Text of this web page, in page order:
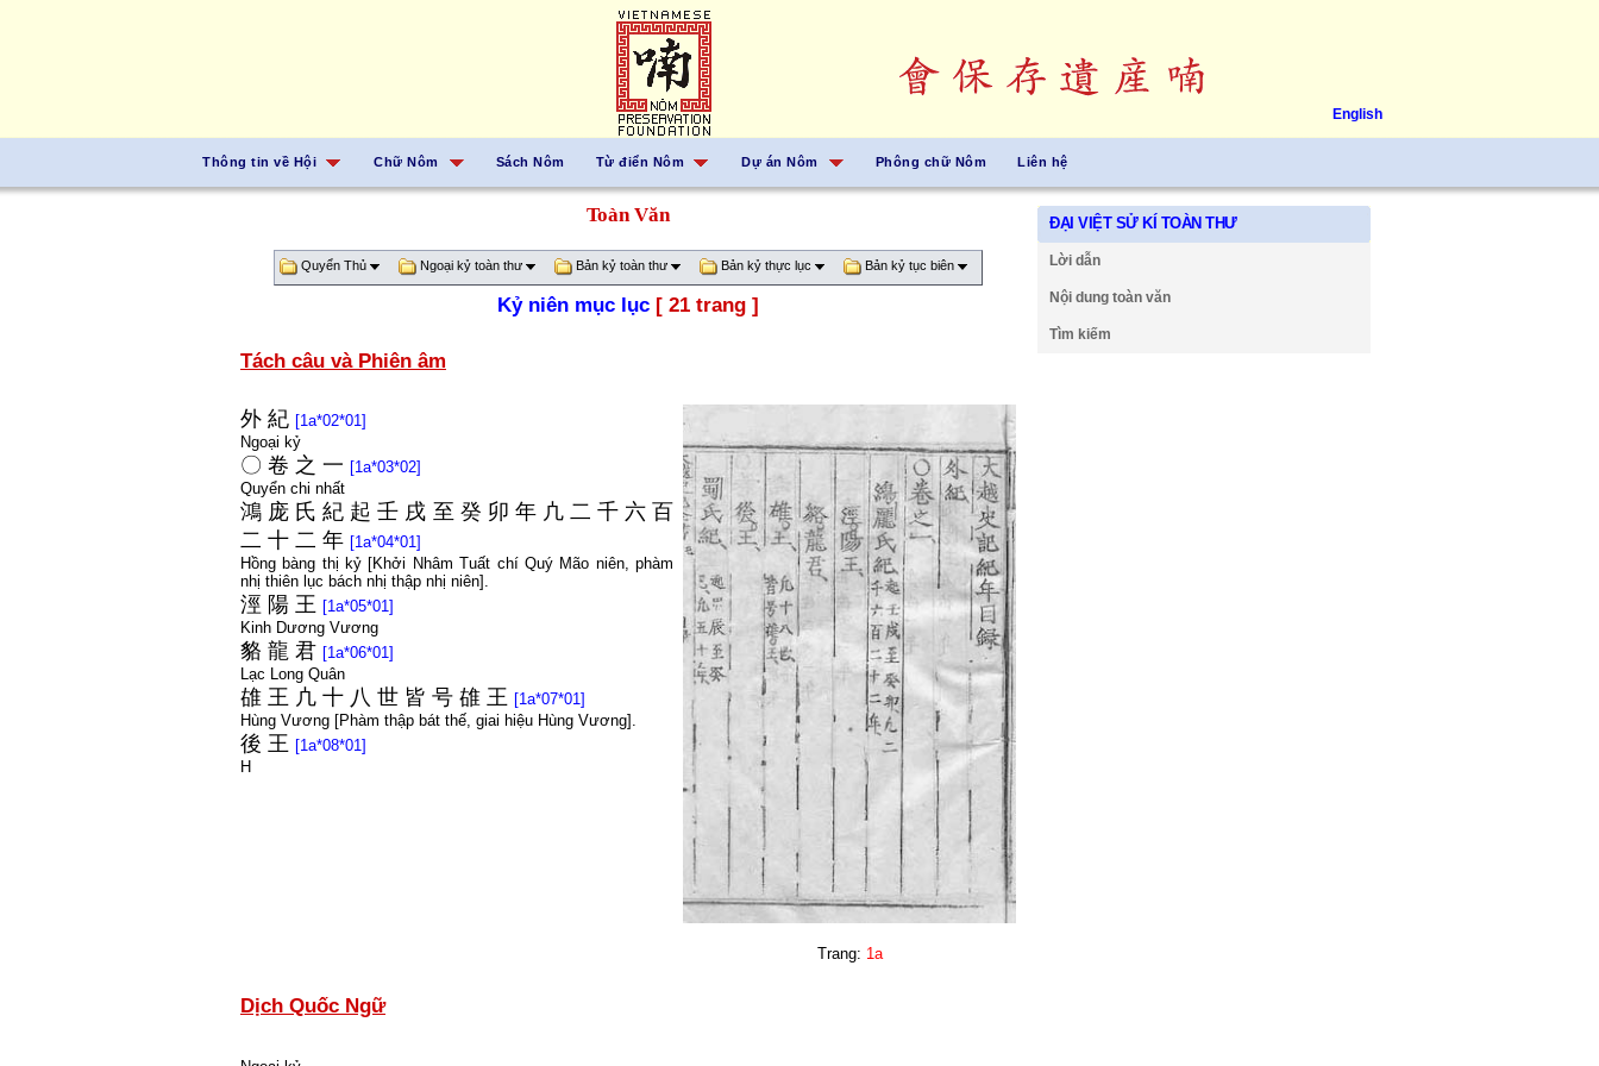
English
Thông tin về Hội Chữ Nôm Sách Nôm Từ điển Nôm Dự án Nôm Phông chữ Nôm Liên hệ
Toàn Văn
Quyển Thủ Ngoại kỷ toàn thư Bản kỷ toàn thư Bản kỷ thực lục Bản kỷ tục biên
Kỷ niên mục lục [ 21 trang ]
Tách câu và Phiên âm
外 紀 [1a*02*01]
Ngoại kỷ
〇 卷 之 一 [1a*03*02]
Quyển chi nhất
鴻 庞 氏紀 起壬 戌 至 癸 卯 年 凣 二千 六百
二 十 二 年 [1a*04*01]
Hồng bàng thị kỷ [Khởi Nhâm Tuất chí Quý Mão niên, phàm
nhị thiên lục bách nhị thập nhị niên].
涇 陽 王 [1a*05*01]
Kinh Dương Vương
貉 龍 君 [1a*06*01]
Lạc Long Quân
䧺 王 凣 十 八 世 皆 号 䧺 王 [1a*07*01]
Hùng Vương [Phàm thập bát thế, giai hiệu Hùng Vương].
後 王 [1a*08*01]
H
Trang: 1a
Dịch Quốc Ngữ
ĐẠI VIỆT SỬ KÍ TOÀN THƯ
Lời dẫn
Nội dung toàn văn
Tìm kiếm